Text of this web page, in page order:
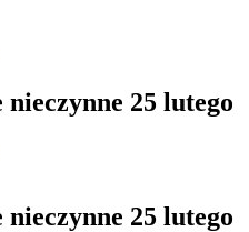
25 lutego
25 lutego